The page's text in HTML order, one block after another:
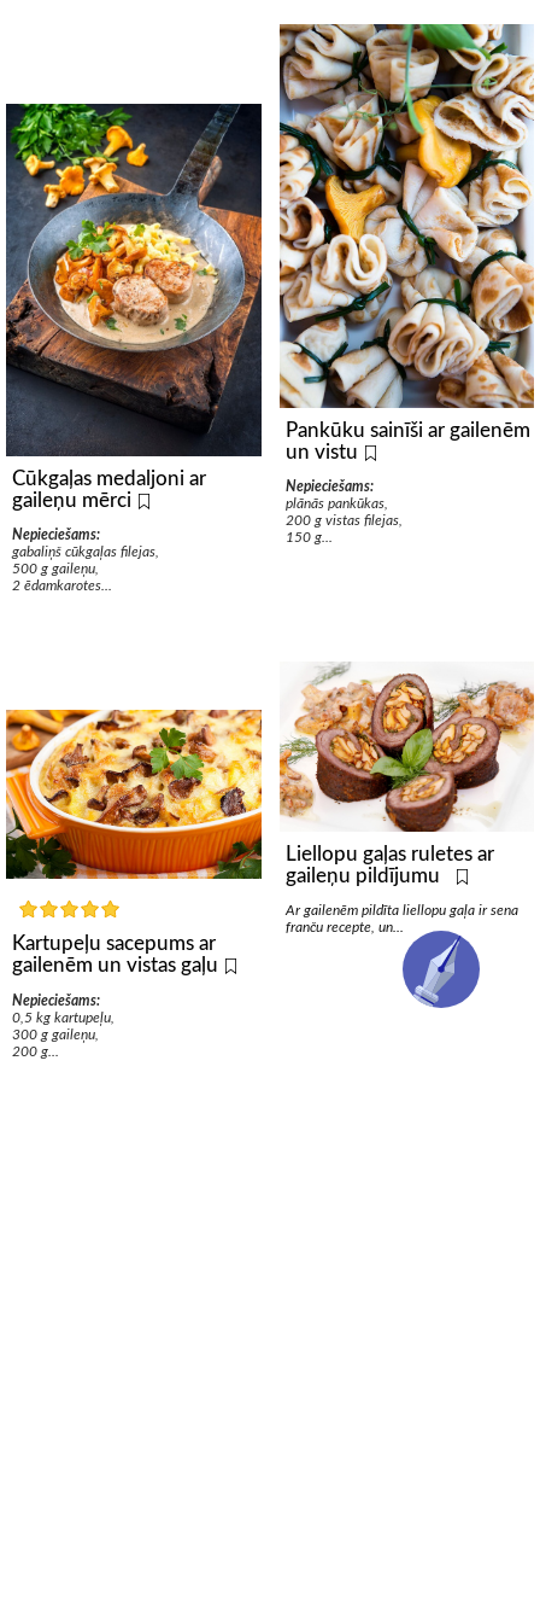
Cūkgaļas medaljoni ar
gaileņu mērci
Nepieciešams:
gabaliņš cūkgaļas filejas,
500 g gaileņu,
2 ēdamkarotes...
Kartupeļu sacepums ar
gailenēm un vistas gaļu
Nepieciešams:
0,5 kg kartupeļu,
300 g gaileņu,
200 g...
Pankūku sainīši ar gailenēm
un vistu
Nepieciešams:
plānās pankūkas,
200 g vistas filejas,
150 g...
Liellopu gaļas ruletes ar
Ar gailenēm pildīta liellopu gaļa ir sena
franču recepte, un...